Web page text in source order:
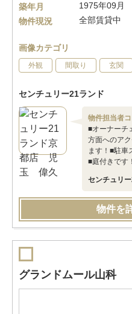
築年月
1975年09月
物件現況
全部賃貸中
画像カテゴリ
外観 間取り 玄関
センチュリー21ランド
物件担当者
■オーナーチ
方面へのア
ます！■駐車
■庭付きです！
センチュリ
物件を
グランドムール山科